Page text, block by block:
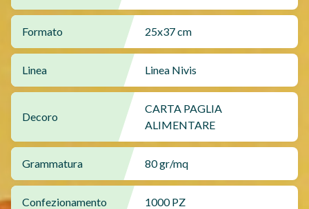
Formato 25x37 cm
Linea Linea Nivis
Decoro
CARTA PAGLIA
ALIMENTARE
Grammatura 80 gr/mq
Confezionamento 1000 PZ